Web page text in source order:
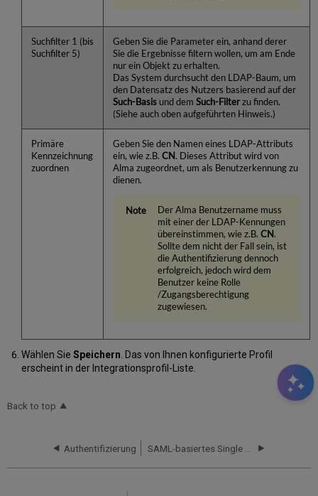
Suchfilter 1 (bis
Suchfilter 5)
Geben Sie die Parameter ein, anhand derer
Sie die Ergebnisse filtern wollen, um am Ende
nur ein Objekt zu erhalten.
Das System durchsucht den LDAP-Baum, um
den Datensatz des Nutzers basierend auf der
Such-Basisund dem Such-Filterzu finden.
(Siehe auch oben aufgeführten Hinweis.)
Primäre
Kennzeichnung
zuordnen
Geben Sie den Namen eines LDAP-Attributs
ein, wie z.B. CN. Dieses Attribut wird von
Alma zugeordnet, um als Benutzerkennung zu
dienen.
Der Alma Benutzername muss
mit einer der LDAP-Kennungen
übereinstimmen, wie z.B. CN.
Sollte dem nicht der Fall sein, ist
die Authentifizierung dennoch
erfolgreich, jedoch wird dem
Benutzer keine Rolle
/Zugangsberechtigung
zugewiesen.
Wählen Sie Speichern. Das von Ihnen konfigurierte Profil
erscheint in der Integrationsprofil-Liste.
Back to top
Authentifizierung SAML-basiertes Single Sign-On/Sign-Off